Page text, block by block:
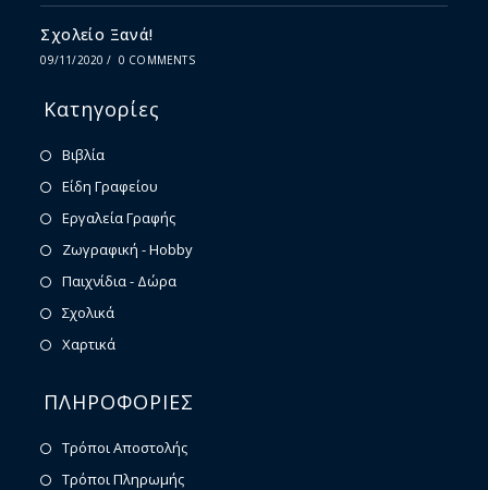
Σχολείο Ξανά!
09/11/2020 / 0 COMMENTS
Κατηγορίες
Βιβλία
Είδη Γραφείου
Εργαλεία Γραφής
Ζωγραφική - Hobby
Παιχνίδια - Δώρα
Σχολικά
Χαρτικά
ΠΛΗΡΟΦΟΡΙΕΣ
Τρόποι Αποστολής
Τρόποι Πληρωμής